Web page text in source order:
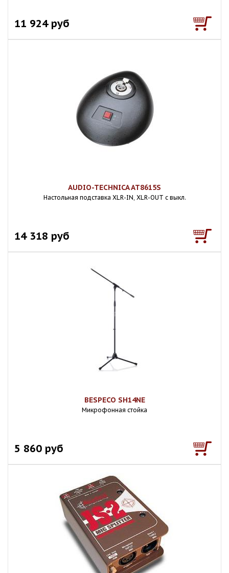
11 924 руб
AUDIO-TECHNICA AT8615S
Настольная подставка XLR-IN, XLR-OUT с выкл.
14 318 руб
BESPECO SH14NE
Микрофонная стойка
5 860 руб